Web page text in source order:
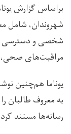
براساس گزارش
شهروندان، شامل
شخصی و دسترسی
مراقبت‌های
یوناما هم‌چنین
به معروف
رسانه‌ها مستند